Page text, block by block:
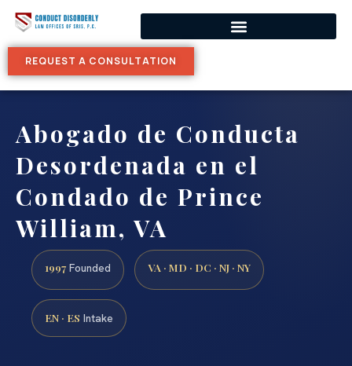
REQUEST A CONSULTATION
Abogado de Conducta
Desordenada en el
Condado de Prince
William, VA
1997 Founded VA · MD · DC · NJ · NY
EN · ES Intake